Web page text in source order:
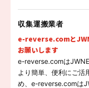
収集運搬業者
e-reverse.comと
お願いします
e-reverse.comは
より簡単、便利にご活
め、e-reverse.comは